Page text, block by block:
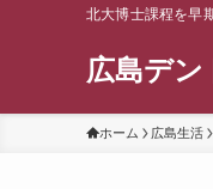
北大博士課程を早
広島デン
ホーム 広島生活